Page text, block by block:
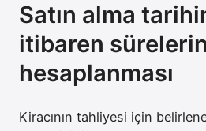
Satın alma
itibaren sürelerin
hesaplanması
Kiracının tahliyesi için